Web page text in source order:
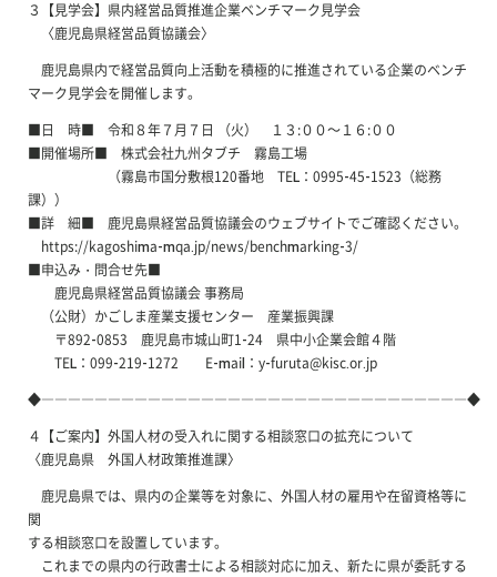
３【見学会】県内経営品質推進企業ベンチマーク見学会
〈鹿児島県経営品質協議会〉
鹿児島県内で経営品質向上活動を積極的に推進されている企業のベンチ
マーク見学会を開催します。
■日 時■ 令和８年７月７日 （火） １３:００～１６:００
■開催場所■ 株式会社九州タブチ 霧島工場
（霧島市国分敷根120番地 TEL：0995-45-1523（総務
課））
■詳 細■ 鹿児島県経営品質協議会のウェブサイトでご確認ください。
https://kagoshima-mqa.jp/news/benchmarking-3/
■申込み・問合せ先■
鹿児島県経営品質協議会 事務局
（公財）かごしま産業支援センター 産業振興課
〒892-0853 鹿児島市城山町1-24 県中小企業会館４階
TEL：099-219-1272 E-mail：y-furuta@kisc.or.jp
◆――――――――――――――――――――――――――――――――◆
４【ご案内】外国人材の受入れに関する相談窓口の拡充について
〈鹿児島県 外国人材政策推進課〉
鹿児島県では、県内の企業等を対象に、外国人材の雇用や在留資格等に
関
する相談窓口を設置しています。
これまでの県内の行政書士による相談対応に加え、新たに県が委託する